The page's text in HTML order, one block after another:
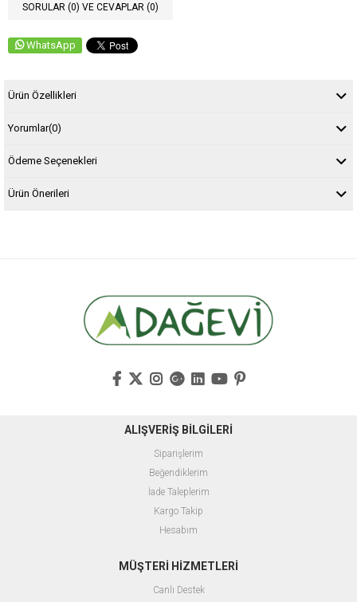
SORULAR (0) VE CEVAPLAR (0)
WhatsApp
Ürün Özellikleri
Yorumlar(0)
Ödeme Seçenekleri
Ürün Önerileri
ALIŞVERİŞ BİLGİLERİ
Siparişlerim
Beğendiklerim
İade Taleplerim
Kargo Takip
Hesabım
MÜŞTERİ HİZMETLERİ
Canlı Destek